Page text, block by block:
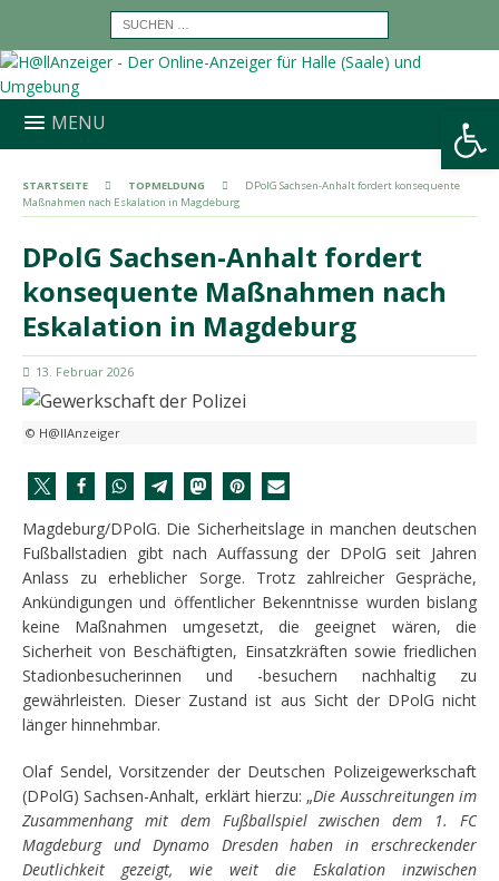
Werkzeugleiste öffnen
MENU
STARTSEITE TOPMELDUNG
DPolG Sachsen-Anhalt fordert konsequente
Maßnahmen nach Eskalation in Magdeburg
DPolG Sachsen-Anhalt fordert
konsequente Maßnahmen nach
Eskalation in Magdeburg
13. Februar 2026
© H@llAnzeiger
Magdeburg/DPolG. Die Sicherheitslage in manchen deutschen
Fußballstadien gibt nach Auffassung der DPolG seit Jahren
Anlass zu erheblicher Sorge. Trotz zahlreicher Gespräche,
Ankündigungen und öffentlicher Bekenntnisse wurden bislang
keine Maßnahmen umgesetzt, die geeignet wären, die
Sicherheit von Beschäftigten, Einsatzkräften sowie friedlichen
Stadionbesucherinnen und -besuchern nachhaltig zu
gewährleisten. Dieser Zustand ist aus Sicht der DPolG nicht
länger hinnehmbar.
Olaf Sendel, Vorsitzender der Deutschen Polizeigewerkschaft
(DPolG) Sachsen-Anhalt, erklärt hierzu: „Die Ausschreitungen im
Zusammenhang mit dem Fußballspiel zwischen dem 1. FC
Magdeburg und Dynamo Dresden haben in erschreckender
Deutlichkeit gezeigt, wie weit die Eskalation inzwischen